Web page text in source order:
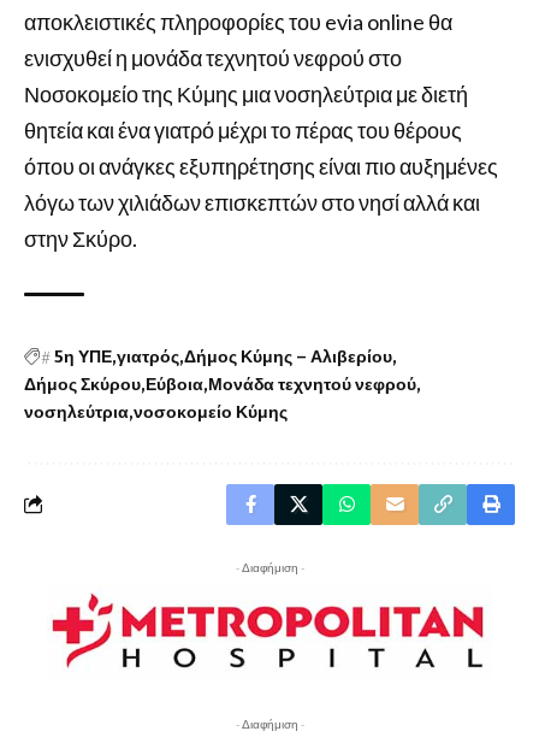
αποκλειστικές πληροφορίες του evia online θα
ενισχυθεί η μονάδα τεχνητού νεφρού στο
Νοσοκομείο της Κύμης μια νοσηλεύτρια με διετή
θητεία και ένα γιατρό μέχρι το πέρας του θέρους
όπου οι ανάγκες εξυπηρέτησης είναι πιο αυξημένες
λόγω των χιλιάδων επισκεπτών στο νησί αλλά και
στην Σκύρο.
#5η ΥΠΕ γιατρός Δήμος Κύμης – Αλιβερίου
Δήμος Σκύρου Εύβοια Μονάδα τεχνητού νεφρού
νοσηλεύτρια νοσοκομείο Κύμης
- Διαφήμιση -
- Διαφήμιση -